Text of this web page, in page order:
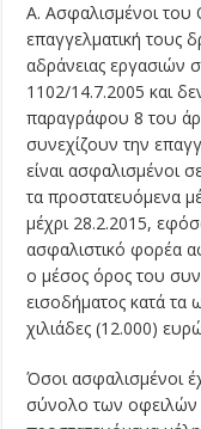
Α. Ασφαλισμένοι του
επαγγελματική τους
αδράνειας
1102/14.7.2005 και
παραγράφου 8 του
συνεχίζουν την
είναι ασφαλισμένοι
τα προστατευόμενα
μέχρι 28.2.2015,
ασφαλιστικό φορέα
ο μέσος όρος του
εισοδήματος κατά τα
χιλιάδες (12.000)
Όσοι ασφαλισμένοι
σύνολο των οφειλών